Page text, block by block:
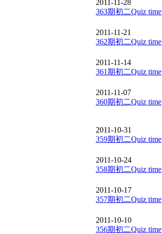
2011-11-28
363期初二Quiz time
2011-11-21
362期初二Quiz time
2011-11-14
361期初二Quiz time
2011-11-07
360期初二Quiz time
2011-10-31
359期初二Quiz time
2011-10-24
358期初二Quiz time
2011-10-17
357期初二Quiz time
2011-10-10
356期初二Quiz time